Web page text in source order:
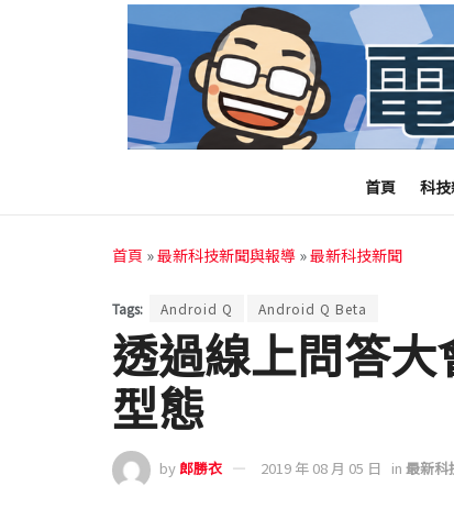
首頁 科
首頁 »最新科技新聞與報導 »最新科技新聞
Tags: Android Q Android Q Beta
透過線上問答
型態
by 郎勝衣 2019 年 08 月 05 日 in 最新科